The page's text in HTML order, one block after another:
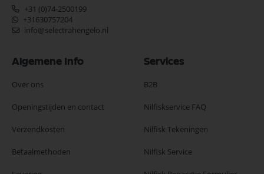
+31 (0)74-2500199
+31630757204
info@selectrahengelo.nl
Algemene Info
Over ons
Openingstijden en contact
Verzendkosten
Betaalmethoden
Services
B2B
Nilfiskservice FAQ
Nilfisk Tekeningen
Nilfisk Service